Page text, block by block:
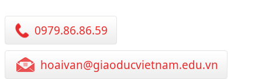
0979.86.86.59
hoaivan@giaoducvietnam.edu.vn